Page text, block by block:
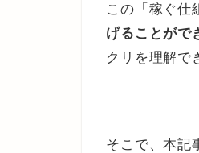
この「稼ぐ仕
げることがで
クリを理解で
そこで、本記